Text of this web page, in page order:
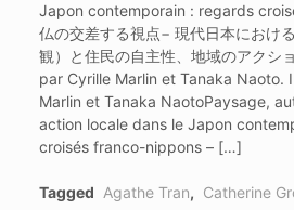
Japon contemporain : regards
仏の交差する視点− 現代日本におけ
観）と住民の自主性、地域のアクシ
par Cyrille Marlin et Tanaka Naoto.
Marlin et Tanaka NaotoPaysage,
action locale dans le Japon
croisés franco-nippons – […]
Tagged Agathe Tran, Catherine